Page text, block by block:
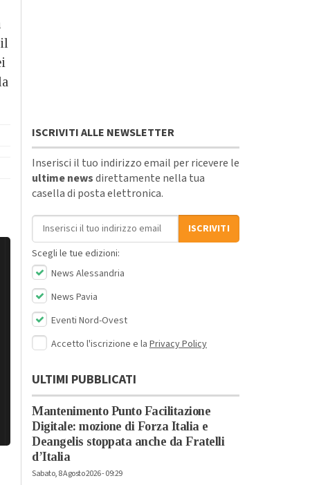
ISCRIVITI ALLE NEWSLETTER
Inserisci il tuo indirizzo email per ricevere le
ultime newsdirettamente nella tua
casella di posta elettronica.
Indirizzo email
ISCRIVITI
Scegli le tue edizioni:
News Alessandria
News Pavia
Eventi Nord-Ovest
Accetto l'iscrizione e la Privacy Policy
ULTIMI PUBBLICATI
Mantenimento Punto Facilitazione
Digitale: mozione di Forza Italia e
Deangelis stoppata anche da Fratelli
d’Italia
Sabato, 8 Agosto 2026 - 09:29